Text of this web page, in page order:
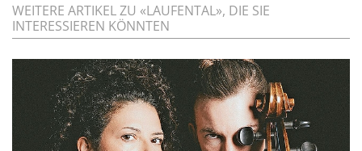
WEITERE ARTIKEL ZU «LAUFENTAL», DIE SIE
INTERESSIEREN KÖNNTEN